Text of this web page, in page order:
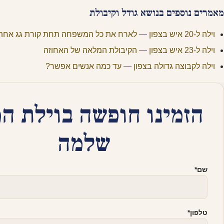
מאמרים נוספים בנושא גודל וקיבולת
וילה ל-20 איש בצפון — לארח את כל המשפחה תחת קורת גג אחת
וילה ל-23 איש בצפון — הקיבולת המלאה של האחוזה
וילה לקבוצה גדולה בצפון — עד כמה אנשים אפשר?
הזמינו חופשה בוילת
שלמה
שם*
טלפון*